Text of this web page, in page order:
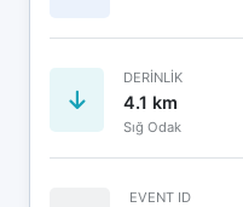
DERINLIK
4.1 km
Sığ Odak
EVENT ID